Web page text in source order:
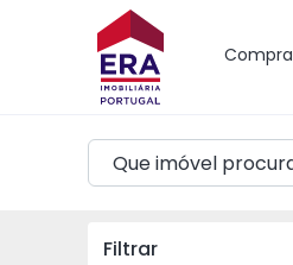
Mapa
Filtrar